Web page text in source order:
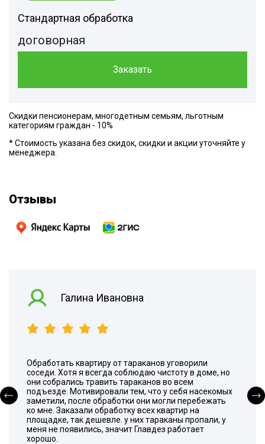
Стандартная обработка
договорная
Заказать
Скидки пенсионерам, многодетным семьям, льготным
категориям граждан - 10%
* Стоимость указана без скидок, скидки и акции уточняйте у
менеджера.
Отзывы
Галина Ивановна
Обработать квартиру от тараканов уговорили
соседи. Хотя я всегда соблюдаю чистоту в доме, но
они собрались травить тараканов во всем
подъезде. Мотивировали тем, что у себя насекомых
заметили, после обработки они могли перебежать
ко мне. Заказали обработку всех квартир на
площадке, так дешевле. у них тараканы пропали, у
меня не появились, значит Главдез работает
хорошо.